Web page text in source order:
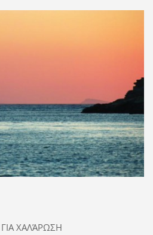
ΧΑΛΆΡΩΣΗ